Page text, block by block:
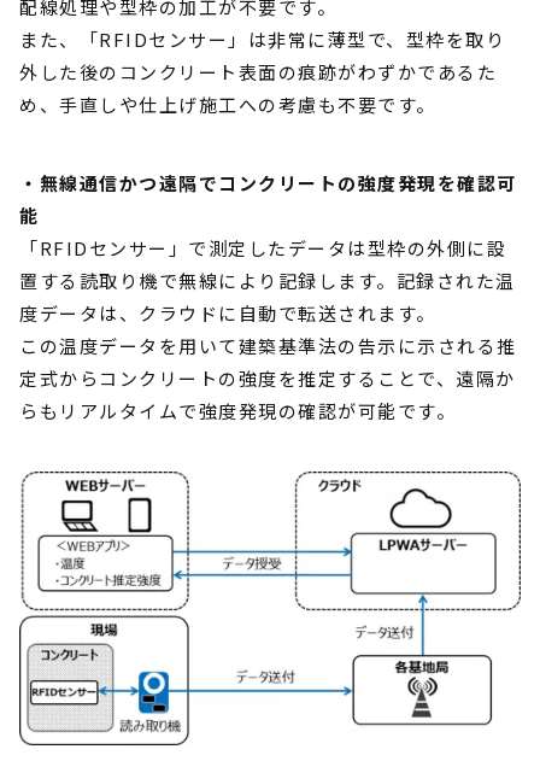
配線処理や型枠の加工が不要です。
また、「RFIDセンサー」は非常に薄型で、型枠を取り
外した後のコンクリート表面の痕跡がわずかであるた
め、手直しや仕上げ施工への考慮も不要です。
・無線通信かつ遠隔でコンクリートの強度発現を確認可
能
「RFIDセンサー」で測定したデータは型枠の外側に設
置する読取り機で無線により記録します。記録された温
度データは、クラウドに自動で転送されます。
この温度データを用いて建築基準法の告示に示される推
定式からコンクリートの強度を推定することで、遠隔か
らもリアルタイムで強度発現の確認が可能です。